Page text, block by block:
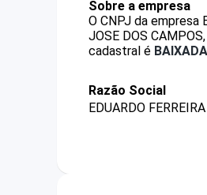
Sobre a empresa
O CNPJ da empresa
JOSE DOS
cadastral é BAIXADA
Razão Social
EDUARDO